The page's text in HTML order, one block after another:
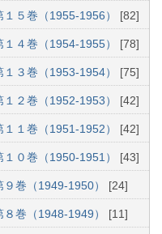
５巻（1955-1956） [82]
４巻（1954-1955） [78]
３巻（1953-1954） [75]
２巻（1952-1953） [42]
１巻（1951-1952） [42]
０巻（1950-1951） [43]
巻（1949-1950） [24]
巻（1948-1949） [11]